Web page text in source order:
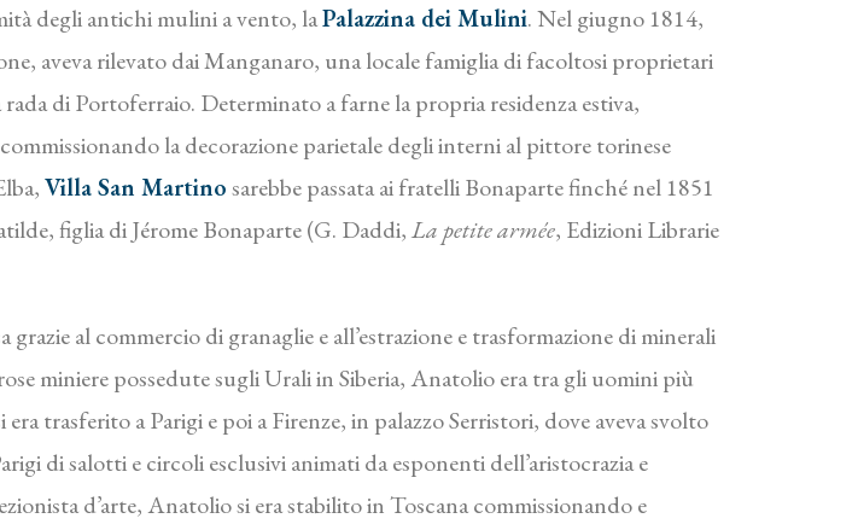
degli antichi mulini a vento, laPalazzina dei Mulini. Nel giugno 1814,
aveva rilevato dai Manganaro, una locale famiglia di facoltosi proprietari
di Portoferraio. Determinato a farne la propria residenza estiva,
la decorazione parietale degli interni al pittore torinese
Villa San Martinosarebbe passata ai fratelli Bonaparte finché nel 1851
figlia di Jérome Bonaparte (G. Daddi,La petite armée, Edizioni Librarie
al commercio di granaglie e all’estrazione e trasformazione di minerali
miniere possedute sugli Urali in Siberia, Anatolio era tra gli uomini più
trasferito a Parigi e poi a Firenze, in palazzo Serristori, dove aveva svolto
di salotti e circoli esclusivi animati da esponenti dell’aristocrazia e
d’arte, Anatolio si era stabilito in Toscana commissionando e